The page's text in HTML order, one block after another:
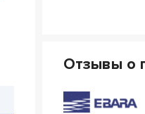
Отзывы о